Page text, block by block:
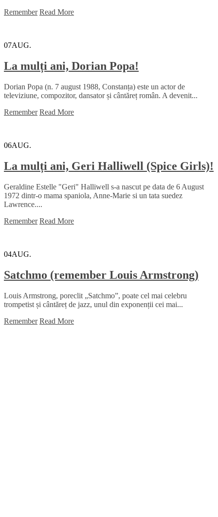
Remember Read More
07AUG.
La mulți ani, Dorian Popa!
Dorian Popa (n. 7 august 1988, Constanța) este un actor de
televiziune, compozitor, dansator și cântăreț român. A devenit...
Remember Read More
06AUG.
La mulți ani, Geri Halliwell (Spice Girls)!
Geraldine Estelle "Geri" Halliwell s-a nascut pe data de 6 August
1972 dintr-o mama spaniola, Anne-Marie si un tata suedez
Lawrence....
Remember Read More
04AUG.
Satchmo (remember Louis Armstrong)
Louis Armstrong, poreclit „Satchmo”, poate cel mai celebru
trompetist și cântăreț de jazz, unul din exponenții cei mai...
Remember Read More